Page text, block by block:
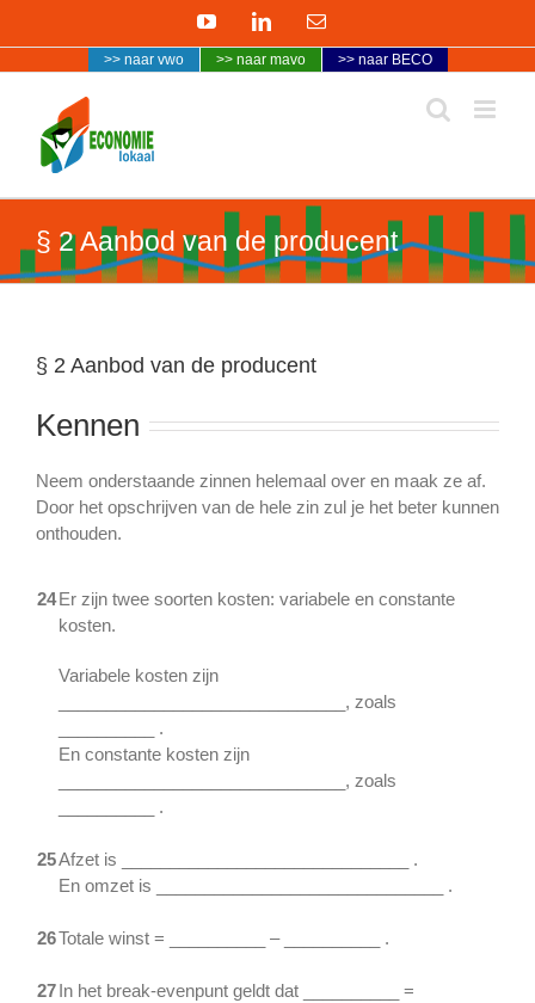
YouTubeLinkedInE-
>> naar vwo >> naar mavo >> naar BECO
§ 2 Aanbod van de producent
§ 2 Aanbod van de producent
Kennen
Neem onderstaande zinnen helemaal over en maak ze af.
Door het opschrijven van de hele zin zul je het beter kunnen
onthouden.
24Er zijn twee soorten kosten: variabele en constante
kosten.
Variabele kosten zijn
______________________________, zoals
__________ .
En constante kosten zijn
______________________________, zoals
__________ .
25Afzet is ______________________________ .
En omzet is ______________________________ .
26Totale winst = __________ – __________ .
27In het break-evenpunt geldt dat __________ =